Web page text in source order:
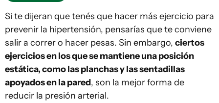
Si te dijeran que tenés que hacer más ejercicio para
prevenir la hipertensión, pensarías que te conviene
salir a correr o hacer pesas. Sin embargo, ciertos
ejercicios en los que se mantiene una posición
estática, como las planchas y las sentadillas
apoyados en la pared, son la mejor forma de
reducir la presión arterial.